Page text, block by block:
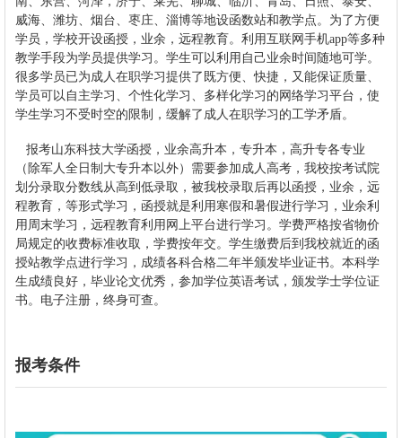
威海、潍坊、烟台、枣庄、淄博等地设函数站和教学点。为了方便
学员，学校开设函授，业余，远程教育。利用互联网手机app等多种
教学手段为学员提供学习。学生可以利用自己业余时间随地可学。
很多学员已为成人在职学习提供了既方便、快捷，又能保证质量、
学员可以自主学习、个性化学习、多样化学习的网络学习平台，使
学生学习不受时空的限制，缓解了成人在职学习的工学矛盾。
报考山东科技大学函授，业余高升本，专升本，高升专各专业
（除军人全日制大专升本以外）需要参加成人高考，我校按考试院
划分录取分数线从高到低录取，被我校录取后再以函授，业余，远
程教育，等形式学习，函授就是利用寒假和暑假进行学习，业余利
用周末学习，远程教育利用网上平台进行学习。学费严格按省物价
局规定的收费标准收取，学费按年交。学生缴费后到我校就近的函
授站教学点进行学习，成绩各科合格二年半颁发毕业证书。本科学
生成绩良好，毕业论文优秀，参加学位英语考试，颁发学士学位证
书。电子注册，终身可查。
报考条件